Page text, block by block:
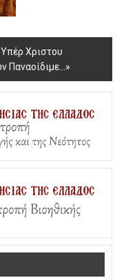
Χριστου
Παναοίδιμε…»